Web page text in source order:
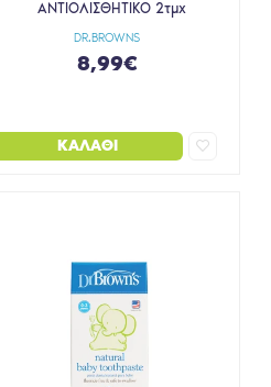
DR.BROWNS
ΑΝΤΙΟΛΙΣΘΗΤΙΚΟ 2τμχ
8,99€
ΚΑΛΆΘΙ